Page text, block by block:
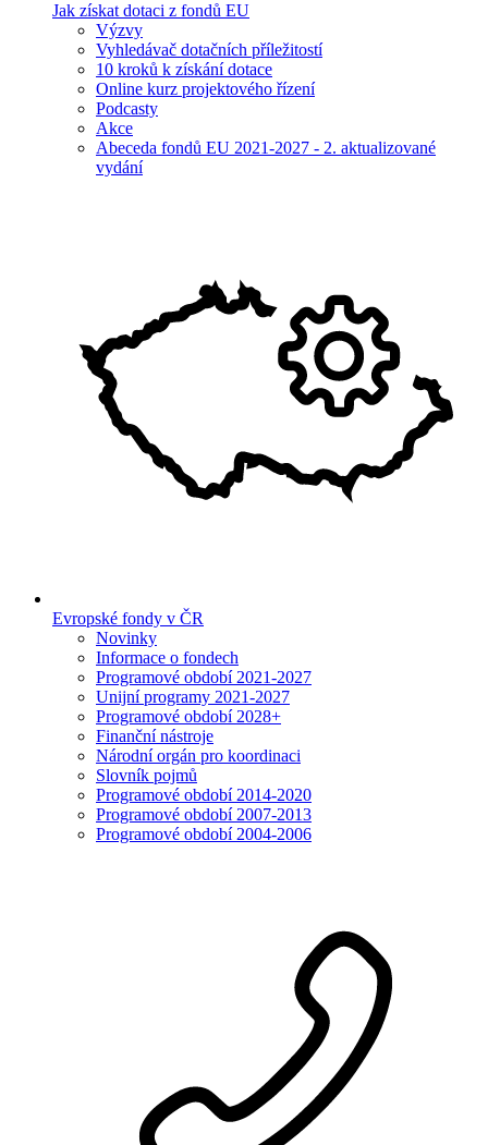
Jak získat dotaci z fondů EU
Výzvy
Vyhledávač dotačních příležitostí
10 kroků k získání dotace
Online kurz projektového řízení
Podcasty
Akce
Abeceda fondů EU 2021-2027 - 2. aktualizované
vydání
Evropské fondy v ČR
Novinky
Informace o fondech
Programové období 2021-2027
Unijní programy 2021-2027
Programové období 2028+
Finanční nástroje
Národní orgán pro koordinaci
Slovník pojmů
Programové období 2014-2020
Programové období 2007-2013
Programové období 2004-2006